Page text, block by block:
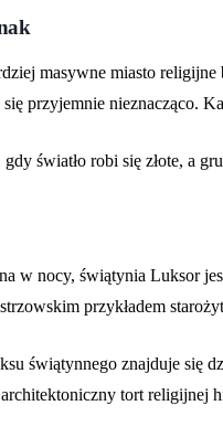
masywne miasto
przyjemnie nieznacząco.
światło robi się złote, a
w nocy, świątynia Luksor
przykładem
świątynnego znajduje się
tort religijnej